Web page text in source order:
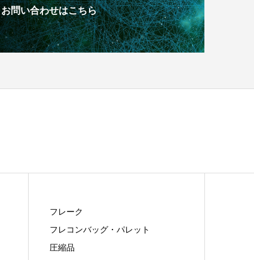
お問い合わせはこちら
フレーク
フレコンバッグ・パレット
圧縮品